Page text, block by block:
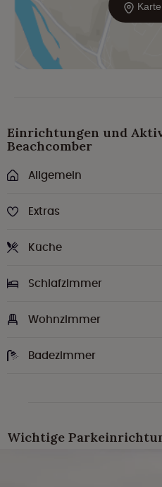
Einrichtungen und
Beachcomber
Allgemein
Extras
Küche
Schlafzimmer
Wohnzimmer
Badezimmer
Wichtige